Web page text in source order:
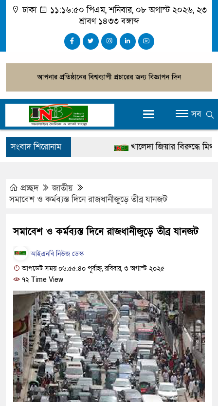
ঢাকা ১১:১৬:৫১ পিএম, শনিবার, ০৮ অগাস্ট ২০২৬, ২৩
শ্রাবণ ১৪৩৩ বঙ্গাব্দ
সব
সংবাদ শিরোনাম
খালেদা জিয়ার বিরুদ্ধে মিথ্যা
দেশটা আমাদের সবার,
হবে: প্রধানমন্ত্রী
পুলিশ কোনো দলের বা গোষ্ঠীর
স্বরাষ্ট্রমন্ত্রী
গাজীপুরে সাতজনকে হত্যার
হারুনসহ ১০ জন
ঢাকার চারপাশে সচল হবে নৌপথ,
রাজধানীর দুই মেট্রো স্টেশনে
আদালতকে বলতে চাইলাম
প্রচ্ছদ
জাতীয়
সমাবেশ ও কর্মব্যস্ত দিনে রাজধানীজুড়ে তীব্র যানজট
সমাবেশ ও কর্মব্যস্ত দিনে রাজধানীজুড়ে তীব্র যানজট
আইএনবি নিউজ ডেস্ক
আপডেট সময় ০৬:৫৫:৪০ পূর্বাহ্ন, রবিবার, ৩ অগাস্ট ২০২৫
৭২ Time View